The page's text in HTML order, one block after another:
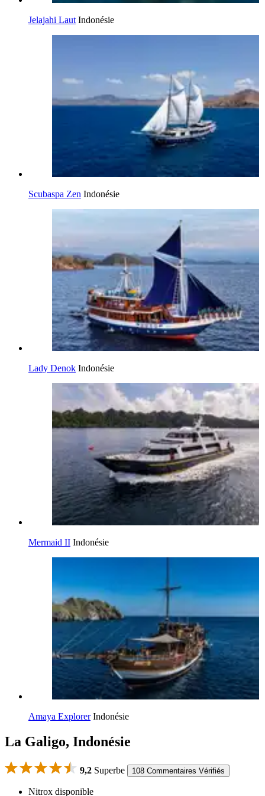
Jelajahi Laut Indonésie
Scubaspa Zen Indonésie
Lady Denok Indonésie
Mermaid II Indonésie
Amaya Explorer Indonésie
La Galigo, Indonésie
9,2 Superbe 108 Commentaires Vérifiés
Nitrox disponible